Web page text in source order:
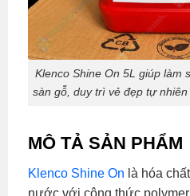
Klenco Shine On 5L giúp làm
sàn gỗ, duy trì vẻ đẹp tự
MÔ TẢ SẢN PHẨM
Klenco Shine On là hóa
nước với công thức